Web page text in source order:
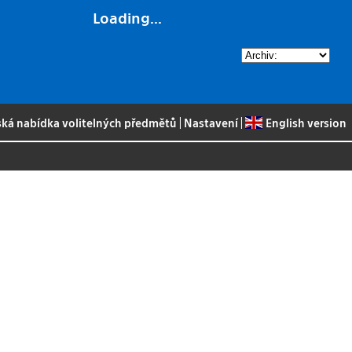
Loading...
nabídka volitelných předmětů Nastavení| English version